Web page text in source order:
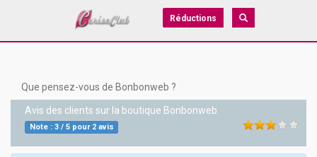
Réductions
Que pensez-vous de Bonbonweb ?
Avis des clients sur la boutique Bonbonweb
Note : 3/ 5pour 2avis